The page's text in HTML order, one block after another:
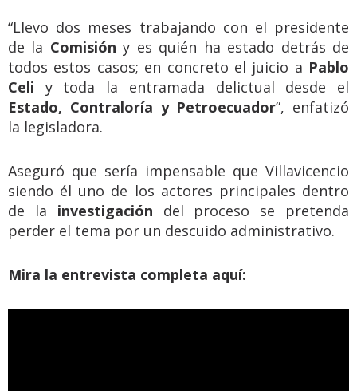
“Llevo dos meses trabajando con el presidente
de la Comisión y es quién ha estado detrás de
todos estos casos; en concreto el juicio a Pablo
Celi y toda la entramada delictual desde el
Estado, Contraloría y Petroecuador”, enfatizó
la legisladora.
Aseguró que sería impensable que Villavicencio
siendo él uno de los actores principales dentro
de la investigación del proceso se pretenda
perder el tema por un descuido administrativo.
Mira la entrevista completa aquí: